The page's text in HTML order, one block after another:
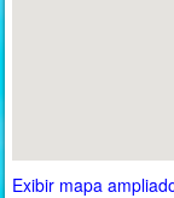
Exibir mapa